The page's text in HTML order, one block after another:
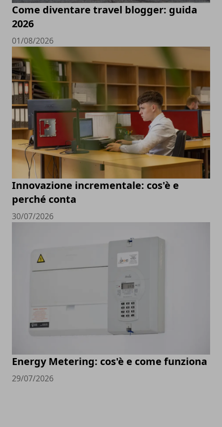
Come diventare travel blogger: guida
2026
01/08/2026
Innovazione incrementale: cos'è e
perché conta
30/07/2026
Energy Metering: cos'è e come funziona
29/07/2026